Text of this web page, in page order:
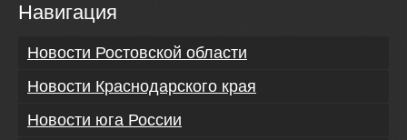
Навигация
Новости Ростовской области
Новости Краснодарского края
Новости юга России